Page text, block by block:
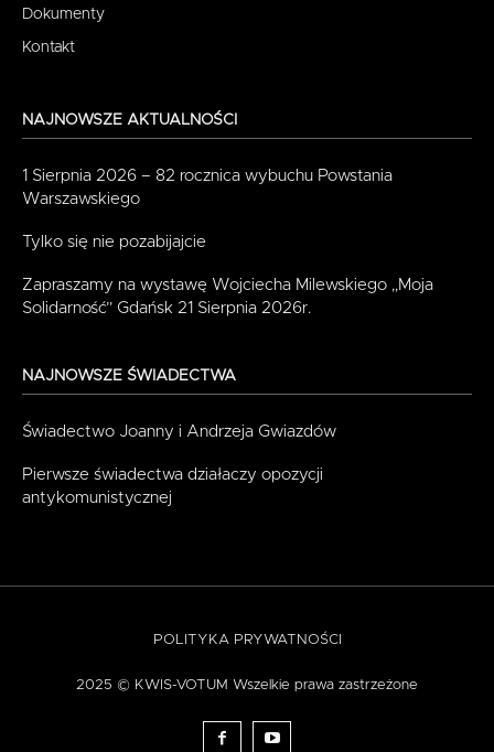
Dokumenty
Kontakt
NAJNOWSZE AKTUALNOŚCI
1 Sierpnia 2026 – 82 rocznica wybuchu Powstania
Warszawskiego
Tylko się nie pozabijajcie
Zapraszamy na wystawę Wojciecha Milewskiego „Moja
Solidarność” Gdańsk 21 Sierpnia 2026r.
NAJNOWSZE ŚWIADECTWA
Świadectwo Joanny i Andrzeja Gwiazdów
Pierwsze świadectwa działaczy opozycji
antykomunistycznej
POLITYKA PRYWATNOŚCI
2025 © KWIS-VOTUM Wszelkie prawa zastrzeżone